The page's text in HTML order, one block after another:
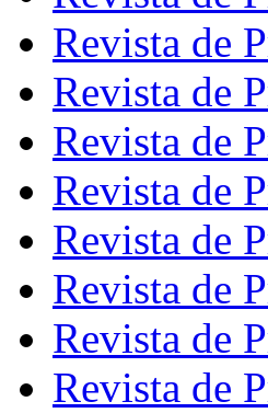
Revista de
Revista de
Revista de
Revista de
Revista de
Revista de
Revista de
Revista de